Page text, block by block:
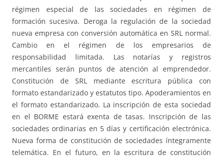
régimen especial de las sociedades en régimen de
formación sucesiva. Deroga la regulación de la sociedad
nueva empresa con conversión automática en SRL normal.
Cambio en el régimen de los empresarios de
responsabilidad limitada. Las notarías y registros
mercantiles serán puntos de atención al emprendedor.
Constitución de SRL mediante escritura pública con
formato estandarizado y estatutos tipo. Apoderamientos en
el formato estandarizado. La inscripción de esta sociedad
en el BORME estará exenta de tasas. Inscripción de las
sociedades ordinarias en 5 días y certificación electrónica.
Nueva forma de constitución de sociedades íntegramente
telemática. En el futuro, en la escritura de constitución